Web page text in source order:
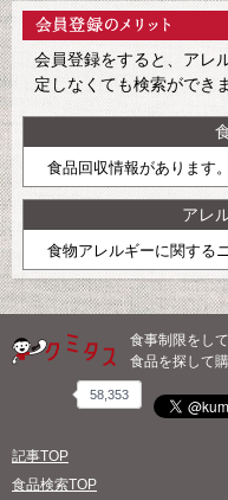
会員登録をすると、アレ
定しなくても検索ができ
食品回収情報があります
アレ
食物アレルギーに関する
食事制限をし
食品を探して
58,353
記事TOP
食品検索TOP